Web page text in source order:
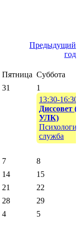
Предыдущий
год
Пятница Суббота
31
1
13:30-16:30
Диссовет
УЛК)
служба
7
8
14
15
21
22
28
29
4 5